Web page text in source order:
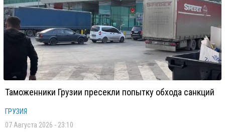
Таможенники Грузии пресекли попытку обхода санкций
ГРУЗИЯ
07 Августа 2026 - 23:10